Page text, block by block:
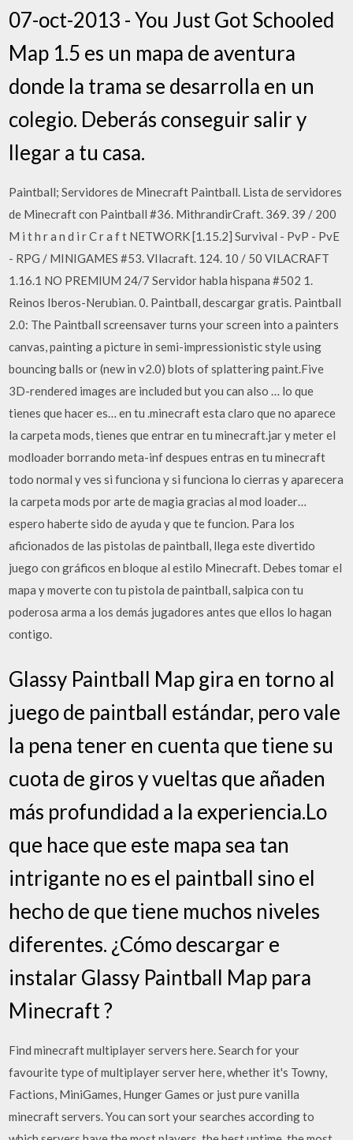
07-oct-2013 - You Just Got Schooled
Map 1.5 es un mapa de aventura
donde la trama se desarrolla en un
colegio. Deberás conseguir salir y
llegar a tu casa.
Paintball; Servidores de Minecraft Paintball. Lista de servidores
de Minecraft con Paintball #36. MithrandirCraft. 369. 39 / 200
M i t h r a n d i r C r a f t NETWORK [1.15.2] Survival - PvP - PvE
- RPG / MINIGAMES #53. VIlacraft. 124. 10 / 50 VILACRAFT
1.16.1 NO PREMIUM 24/7 Servidor habla hispana #502 1.
Reinos Iberos-Nerubian. 0. Paintball, descargar gratis. Paintball
2.0: The Paintball screensaver turns your screen into a painters
canvas, painting a picture in semi-impressionistic style using
bouncing balls or (new in v2.0) blots of splattering paint.Five
3D-rendered images are included but you can also … lo que
tienes que hacer es… en tu .minecraft esta claro que no aparece
la carpeta mods, tienes que entrar en tu minecraft.jar y meter el
modloader borrando meta-inf despues entras en tu minecraft
todo normal y ves si funciona y si funciona lo cierras y aparecera
la carpeta mods por arte de magia gracias al mod loader…
espero haberte sido de ayuda y que te funcion. Para los
aficionados de las pistolas de paintball, llega este divertido
juego con gráficos en bloque al estilo Minecraft. Debes tomar el
mapa y moverte con tu pistola de paintball, salpica con tu
poderosa arma a los demás jugadores antes que ellos lo hagan
contigo.
Glassy Paintball Map gira en torno al
juego de paintball estándar, pero vale
la pena tener en cuenta que tiene su
cuota de giros y vueltas que añaden
más profundidad a la experiencia.Lo
que hace que este mapa sea tan
intrigante no es el paintball sino el
hecho de que tiene muchos niveles
diferentes. ¿Cómo descargar e
instalar Glassy Paintball Map para
Minecraft ?
Find minecraft multiplayer servers here. Search for your
favourite type of multiplayer server here, whether it's Towny,
Factions, MiniGames, Hunger Games or just pure vanilla
minecraft servers. You can sort your searches according to